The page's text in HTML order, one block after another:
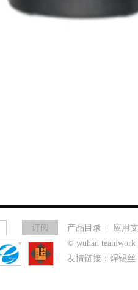
产品目录
应用
© wuhan
友情链接： 焊锡丝